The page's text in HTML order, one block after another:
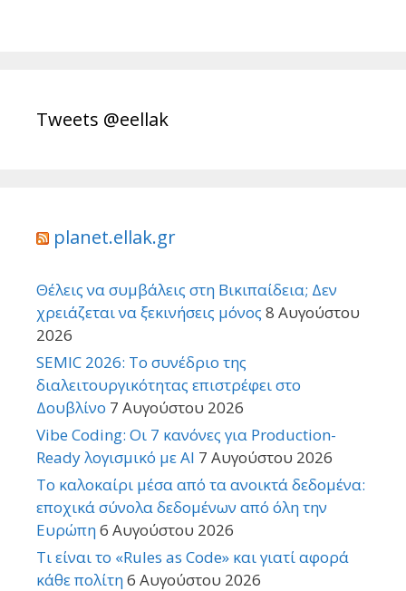
Tweets @eellak
planet.ellak.gr
Θέλεις να συμβάλεις στη Βικιπαίδεια; Δεν
χρειάζεται να ξεκινήσεις μόνος 8 Αυγούστου
2026
SEMIC 2026: Το συνέδριο της
διαλειτουργικότητας επιστρέφει στο
Δουβλίνο 7 Αυγούστου 2026
Vibe Coding: Οι 7 κανόνες για Production-
Ready λογισμικό με AI 7 Αυγούστου 2026
Το καλοκαίρι μέσα από τα ανοικτά δεδομένα:
εποχικά σύνολα δεδομένων από όλη την
Ευρώπη6 Αυγούστου 2026
Τι είναι το «Rules as Code» και γιατί αφορά
κάθε πολίτη6 Αυγούστου 2026